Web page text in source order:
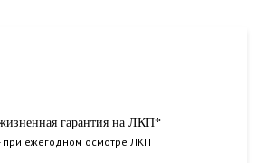
гарантия на ЛКП*
при ежегодном осмотре ЛКП